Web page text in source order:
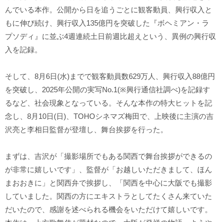
んでいる本作。公開から日を追うごとに観客動員、興行収入と
もに伸び続け、興行収入135億円を突破した『ボヘミアン・ラ
プソディ』に並ぶ4週連続土日前週比超えという、異例の興行収
入を記録。
そして、8月6日(水)までで観客動員数629万人、興行収入88億円
を突破し、2025年公開の実写No.1(※興行通信社調べ)を記録す
るなど、社会現象となっている。そんな本作の特大ヒットを記
念し、8月10日(日)、TOHOシネマズ梅田で、上映後に主演の吉
沢亮と李相日監督が登壇し、舞台挨拶を行った。
まずは、吉沢が「撮影場所でもある関西で舞台挨拶ができるの
が非常に嬉しいです」、監督が「お越しいただきまして、ほん
まおおきに」と関西弁で挨拶し、「関西を中心に大阪でも撮影
していました。関西の方にエキストラとしてたくさん来ていた
だいたので、感謝を述べられる機会をいただけて嬉しいです。